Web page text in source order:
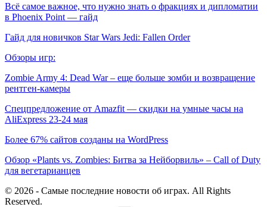
Всё самое важное, что нужно знать о фракциях и дипломатии
в Phoenix Point — гайд
Гайд для новичков Star Wars Jedi: Fallen Order
Обзоры игр:
Zombie Army 4: Dead War – еще больше зомби и возвращение
рентген-камеры
Спецпредложение от Amazfit — скидки на умные часы на
AliExpress 23-24 мая
Более 67% сайтов созданы на WordPress
Обзор «Plants vs. Zombies: Битва за Нейборвиль» – Call of Duty
для вегетарианцев
© 2026 - Самые последние новости об играх. All Rights
Reserved.